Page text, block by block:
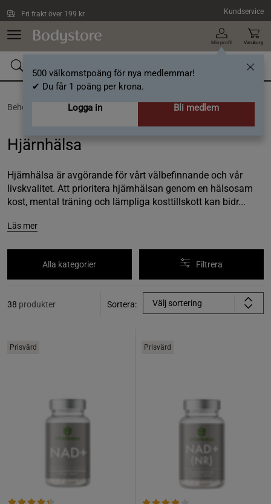
Fri frakt över 199 kr Kundservice
Min profil
500 välkomstpoäng för nya medlemmar!
✔ Du får 1 poäng per krona.
Logga in
Bli medlem
Varukorg
Behov / Hjärnhälsa
Hjärnhälsa
Hjärnhälsa är avgörande för vårt välbefinnande och vår
livskvalitet. Att prioritera hjärnhälsan genom en hälsosam
kost, mental träning och lämpliga kosttillskott kan bidr...
Läs mer
Alla kategorier Filtrera
38 produkter Sortera: Välj sortering
Prisvärd Prisvärd